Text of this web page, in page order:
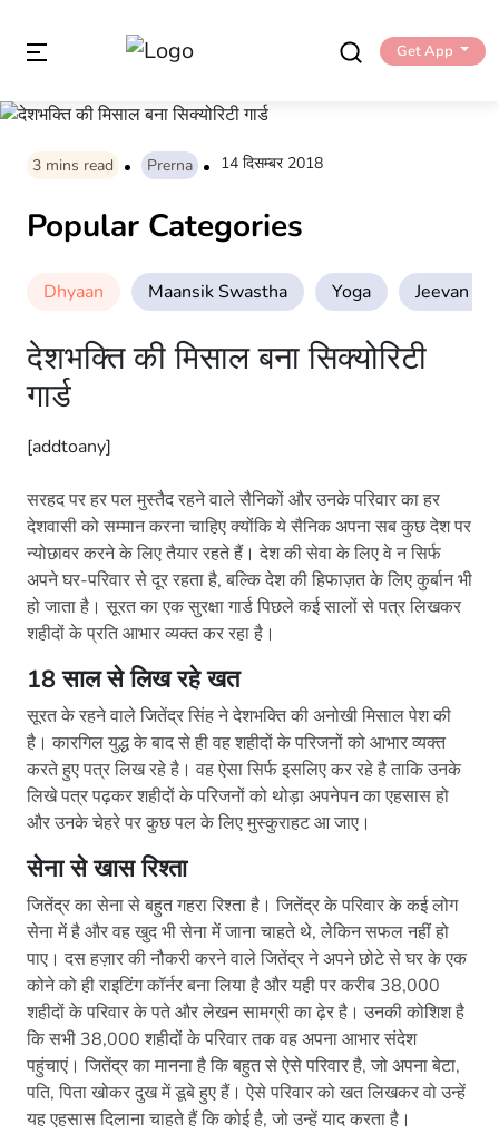
Get App
3 mins read Prerna 14 दिसम्बर 2018
Popular Categories
Dhyaan Maansik Swastha Yoga Jeevan
देशभक्ति की मिसाल बना सिक्योरिटी
गार्ड
[addtoany]
सरहद पर हर पल मुस्तैद रहने वाले सैनिकों और उनके परिवार का हर
देशवासी को सम्मान करना चाहिए क्योंकि ये सैनिक अपना सब कुछ देश पर
न्योछावर करने के लिए तैयार रहते हैं। देश की सेवा के लिए वे न सिर्फ
अपने घर-परिवार से दूर रहता है, बल्कि देश की हिफाज़त के लिए कुर्बान भी
हो जाता है। सूरत का एक सुरक्षा गार्ड पिछले कई सालों से पत्र लिखकर
शहीदों के प्रति आभार व्यक्त कर रहा है।
18 साल से लिख रहे खत
सूरत के रहने वाले जितेंद्र सिंह ने देशभक्ति की अनोखी मिसाल पेश की
है। कारगिल युद्ध के बाद से ही वह शहीदों के परिजनों को आभार व्यक्त
करते हुए पत्र लिख रहे है। वह ऐसा सिर्फ इसलिए कर रहे है ताकि उनके
लिखे पत्र पढ़कर शहीदों के परिजनों को थोड़ा अपनेपन का एहसास हो
और उनके चेहरे पर कुछ पल के लिए मुस्कुराहट आ जाए।
सेना से खास रिश्ता
जितेंद्र का सेना से बहुत गहरा रिश्ता है। जितेंद्र के परिवार के कई लोग
सेना में है और वह खुद भी सेना में जाना चाहते थे, लेकिन सफल नहीं हो
पाए। दस हज़ार की नौकरी करने वाले जितेंद्र ने अपने छोटे से घर के एक
कोने को ही राइटिंग कॉर्नर बना लिया है और यही पर करीब 38,000
शहीदों के परिवार के पते और लेखन सामग्री का ढ़ेर है। उनकी कोशिश है
कि सभी 38,000 शहीदों के परिवार तक वह अपना आभार संदेश
पहुंचाएं। जितेंद्र का मानना है कि बहुत से ऐसे परिवार है, जो अपना बेटा,
पति, पिता खोकर दुख में डूबे हुए हैं। ऐसे परिवार को खत लिखकर वो उन्हें
यह एहसास दिलाना चाहते हैं कि कोई है, जो उन्हें याद करता है।